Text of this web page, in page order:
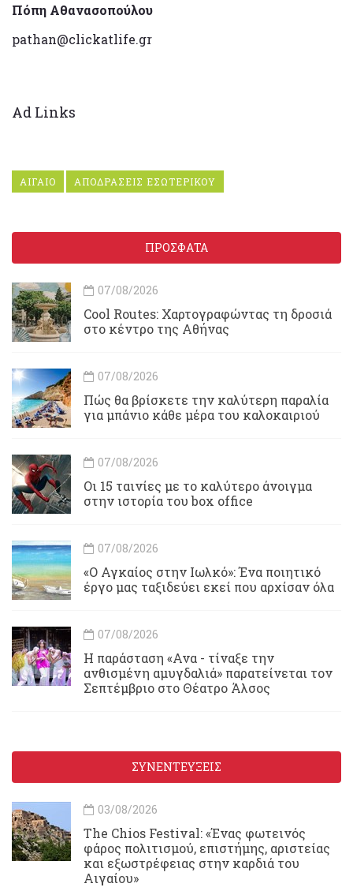
Πόπη Αθανασοπούλου
pathan@clickatlife.gr
Ad Links
ΑΙΓΑΙΟ ΑΠΟΔΡΑΣΕΙΣ ΕΣΩΤΕΡΙΚΟΥ
ΠΡΟΣΦΑΤΑ
07/08/2026
Cool Routes: Χαρτογραφώντας τη δροσιά
στο κέντρο της Αθήνας
07/08/2026
Πώς θα βρίσκετε την καλύτερη παραλία
για μπάνιο κάθε μέρα του καλοκαιριού
07/08/2026
Οι 15 ταινίες με το καλύτερο άνοιγμα
στην ιστορία του box office
07/08/2026
«Ο Αγκαίος στην Ιωλκό»: Ένα ποιητικό
έργο μας ταξιδεύει εκεί που αρχίσαν όλα
07/08/2026
Η παράσταση «Ανα - τίναξε την
ανθισμένη αμυγδαλιά» παρατείνεται τον
Σεπτέμβριο στο Θέατρο Άλσος
ΣΥΝΕΝΤΕΥΞΕΙΣ
03/08/2026
Τhe Chios Festival: «Ένας φωτεινός
φάρος πολιτισμού, επιστήμης, αριστείας
και εξωστρέφειας στην καρδιά του
Αιγαίου»